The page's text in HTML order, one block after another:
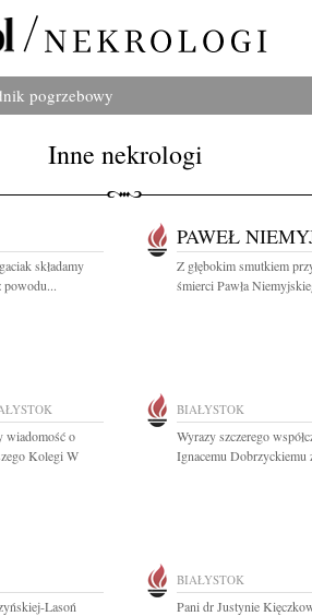
pogrzebowy
Inne nekrologi
składamy
powodu...
PAWEŁ
Z głębokim smutkiem
śmierci Pawła
wiadomość o
Kolegi W
BIAŁYSTOK
Wyrazy szczerego
Ignacemu Dobrzyckiemu
Lasoń
BIAŁYSTOK
Pani dr Justynie